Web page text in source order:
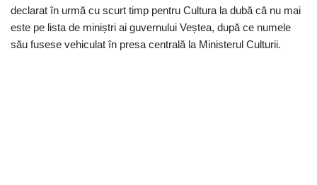
declarat în urmă cu scurt timp pentru Cultura la dubă că nu mai
este pe lista de miniștri ai guvernului Veștea, după ce numele
său fusese vehiculat în presa centrală la Ministerul Culturii.